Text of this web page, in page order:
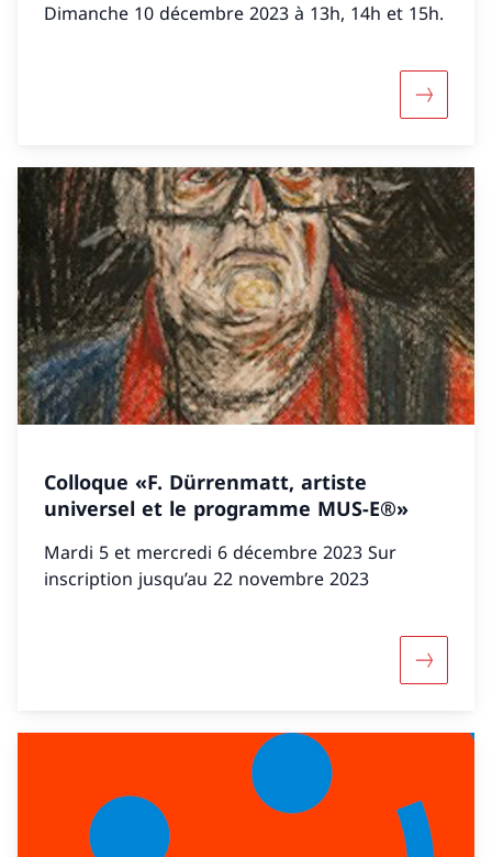
Dimanche 10 décembre 2023 à 13h, 14h et 15h.
Colloque «F. Dürrenmatt, artiste
universel et le programme MUS-E®»
Mardi 5 et mercredi 6 décembre 2023 Sur
inscription jusqu’au 22 novembre 2023